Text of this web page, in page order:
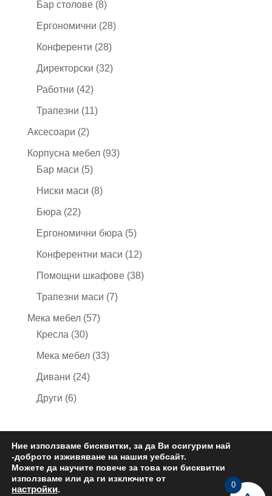
продукта
Бар столове 88
продукта
Ергономични 2828
Конференти 2828
продукта
Директорски 3232
Работни 4242
продукта
Трапезни 1111
Аксесоари 22
продукта
Корпусна мебел 9393
Бар маси 55
продукта
Ниски маси 88
Бюра 2222
продукта
Ергономични бюра 55
продукта
Конферентни маси 1212
продукта
Помощни шкафове 3838
Трапезни маси 77
Мека мебел 5757
Кресла 3030
продукта
Мека мебел 3333
Дивани 2424
Други 66
Политика за поверителност
Общи условия
Контакти
Ние използваме бисквитки, за да Ви осигурим най
-доброто изживяване на нашия уебсайт.
Можете да научите повече за това кои бисквитки
използваме или да ги изключите от
настройки. 0